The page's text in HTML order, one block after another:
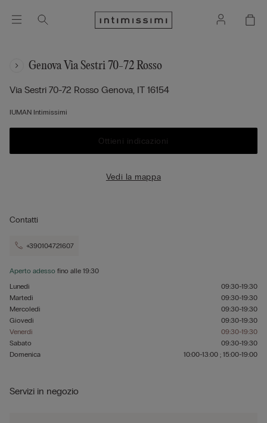
Genova Via Sestri 70-72 Rosso
Via Sestri 70-72 Rosso Genova, IT 16154
IUMAN Intimissimi
Ottieni indicazioni
Vedi la mappa
Contatti
+390104721607
Aperto adesso fino alle 19:30
Lunedì
09:30-19:30
Martedì
09:30-19:30
Mercoledì
09:30-19:30
Giovedì
09:30-19:30
Venerdì
09:30-19:30
Sabato
09:30-19:30
Domenica
10:00-13:00 ; 15:00-19:00
Servizi in negozio